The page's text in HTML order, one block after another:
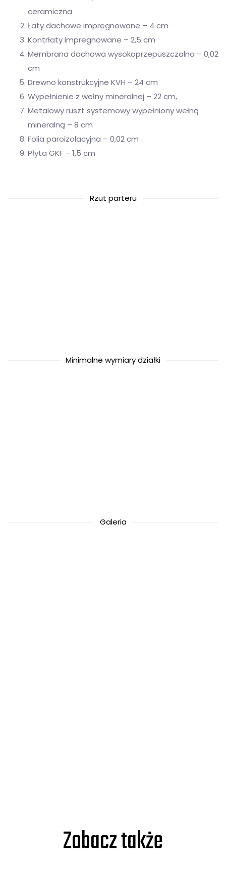
ceramiczna
Łaty dachowe impregnowane – 4 cm
Kontrłaty impregnowane – 2,5 cm
Membrana dachowa wysokoprzepuszczalna – 0,02
cm
Drewno konstrukcyjne KVH – 24 cm
Wypełnienie z wełny mineralnej – 22 cm,
Metalowy ruszt systemowy wypełniony wełną
mineralną – 8 cm
Folia paroizolacyjna – 0,02 cm
Płyta GKF – 1,5 cm
Rzut parteru
Minimalne wymiary działki
Galeria
Zobacz także